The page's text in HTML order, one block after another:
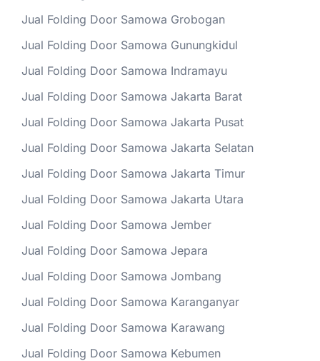
Jual Folding Door Samowa Grobogan
Jual Folding Door Samowa Gunungkidul
Jual Folding Door Samowa Indramayu
Jual Folding Door Samowa Jakarta Barat
Jual Folding Door Samowa Jakarta Pusat
Jual Folding Door Samowa Jakarta Selatan
Jual Folding Door Samowa Jakarta Timur
Jual Folding Door Samowa Jakarta Utara
Jual Folding Door Samowa Jember
Jual Folding Door Samowa Jepara
Jual Folding Door Samowa Jombang
Jual Folding Door Samowa Karanganyar
Jual Folding Door Samowa Karawang
Jual Folding Door Samowa Kebumen